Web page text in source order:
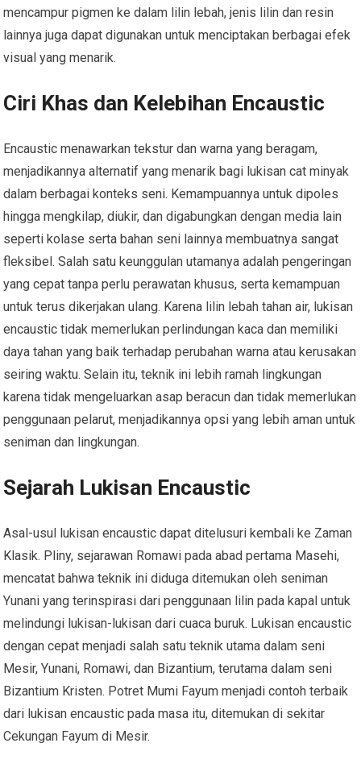
mencampur pigmen ke dalam lilin lebah, jenis lilin dan resin
lainnya juga dapat digunakan untuk menciptakan berbagai efek
visual yang menarik.
Ciri Khas dan Kelebihan Encaustic
Encaustic menawarkan tekstur dan warna yang beragam,
menjadikannya alternatif yang menarik bagi lukisan cat minyak
dalam berbagai konteks seni. Kemampuannya untuk dipoles
hingga mengkilap, diukir, dan digabungkan dengan media lain
seperti kolase serta bahan seni lainnya membuatnya sangat
fleksibel. Salah satu keunggulan utamanya adalah pengeringan
yang cepat tanpa perlu perawatan khusus, serta kemampuan
untuk terus dikerjakan ulang. Karena lilin lebah tahan air, lukisan
encaustic tidak memerlukan perlindungan kaca dan memiliki
daya tahan yang baik terhadap perubahan warna atau kerusakan
seiring waktu. Selain itu, teknik ini lebih ramah lingkungan
karena tidak mengeluarkan asap beracun dan tidak memerlukan
penggunaan pelarut, menjadikannya opsi yang lebih aman untuk
seniman dan lingkungan.
Sejarah Lukisan Encaustic
Asal-usul lukisan encaustic dapat ditelusuri kembali ke Zaman
Klasik. Pliny, sejarawan Romawi pada abad pertama Masehi,
mencatat bahwa teknik ini diduga ditemukan oleh seniman
Yunani yang terinspirasi dari penggunaan lilin pada kapal untuk
melindungi lukisan-lukisan dari cuaca buruk. Lukisan encaustic
dengan cepat menjadi salah satu teknik utama dalam seni
Mesir, Yunani, Romawi, dan Bizantium, terutama dalam seni
Bizantium Kristen. Potret Mumi Fayum menjadi contoh terbaik
dari lukisan encaustic pada masa itu, ditemukan di sekitar
Cekungan Fayum di Mesir.